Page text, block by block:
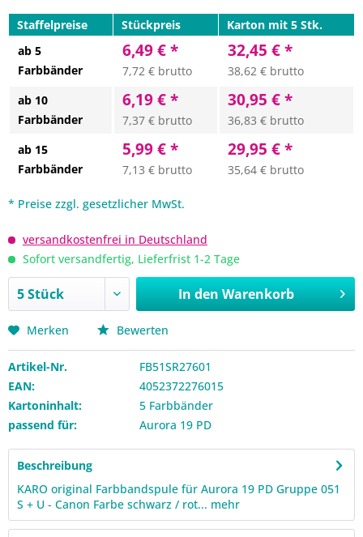
Staffelpreise Stückpreis
Karton mit 5 Stk.
ab 5
Farbbänder
6,49 € *
7,72 € brutto
32,45 € *
38,62 € brutto
ab 10
Farbbänder
6,19 € *
7,37 € brutto
30,95 € *
36,83 € brutto
ab 15
Farbbänder
5,99 € *
7,13 € brutto
29,95 € *
35,64 € brutto
* Preise zzgl. gesetzlicher MwSt.
versandkostenfrei in Deutschland
Sofort versandfertig, Lieferfrist 1-2 Tage
In den Warenkorb
Merken Bewerten
Artikel-Nr.
FB51SR27601
EAN:
4052372276015
Kartoninhalt:
5 Farbbänder
passend für:
Aurora 19 PD
Beschreibung
KARO original Farbbandspule für Aurora 19 PD Gruppe 051
S + U - Canon Farbe schwarz / rot... mehr